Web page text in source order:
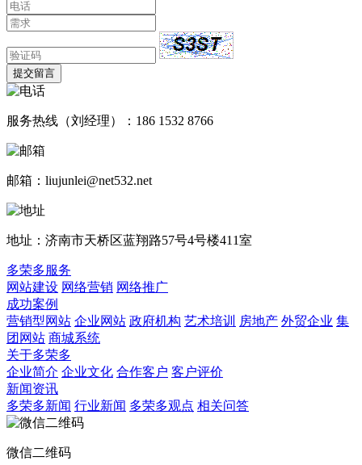
提交留言
服务热线（刘经理）：186 1532 8766
邮箱：liujunlei@net532.net
地址：济南市天桥区蓝翔路57号4号楼411室
多荣多服务
网站建设 网络营销 网络推广
成功案例
营销型网站 企业网站 政府机构 艺术培训 房地产 外贸企业 集
团网站 商城系统
关于多荣多
企业简介 企业文化 合作客户 客户评价
新闻资讯
多荣多新闻 行业新闻 多荣多观点 相关问答
微信二维码